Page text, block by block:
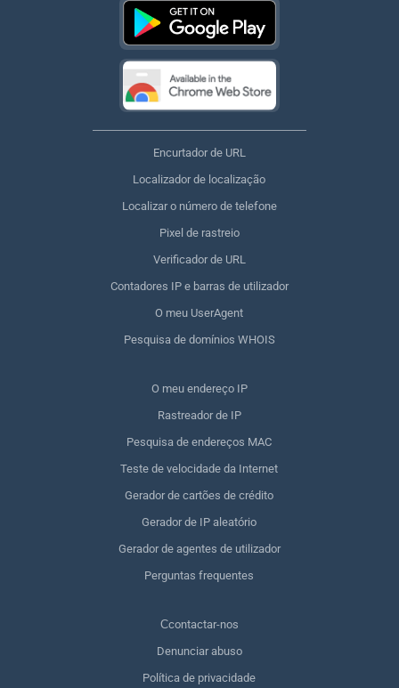
Encurtador de URL
Localizador de localização
Localizar o número de telefone
Pixel de rastreio
Verificador de URL
Contadores IP e barras de utilizador
O meu UserAgent
Pesquisa de domínios WHOIS
O meu endereço IP
Rastreador de IP
Pesquisa de endereços MAC
Teste de velocidade da Internet
Gerador de cartões de crédito
Gerador de IP aleatório
Gerador de agentes de utilizador
Perguntas frequentes
Сcontactar-nos
Denunciar abuso
Política de privacidade